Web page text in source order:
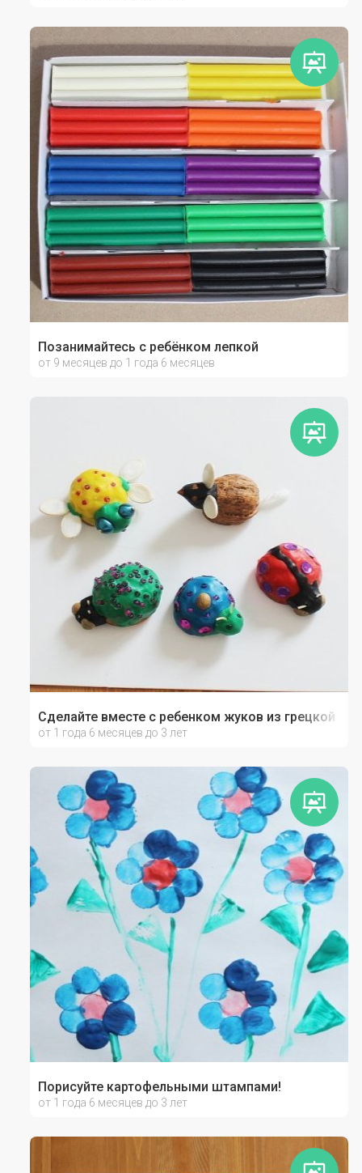
Позанимайтесь с ребёнком лепкой
от 9 месяцев до 1 года 6 месяцев
Сделайте вместе с ребенком жуков из грецкой
от 1 года 6 месяцев до 3 лет
Порисуйте картофельными штампами!
от 1 года 6 месяцев до 3 лет